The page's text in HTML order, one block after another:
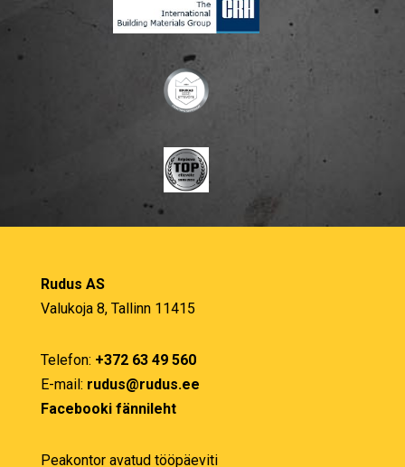
Rudus AS
Valukoja 8, Tallinn 11415
Telefon: +372 63 49 560
E-mail: rudus@rudus.ee
Facebooki fännileht
Peakontor avatud tööpäeviti